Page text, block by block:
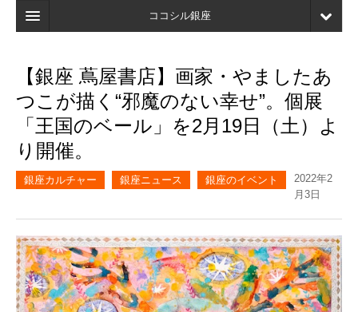
ココシル銀座
検索
店舗・施設最新情報
口コミ
マイページ
【銀座 蔦屋書店】画家・やましたあ
つこが描く“邪魔のない幸せ”。個展
「王国のベール」を2月19日（土）よ
り開催。
銀座カルチャー 銀座ニュース 銀座のイベント
2022年2
月3日